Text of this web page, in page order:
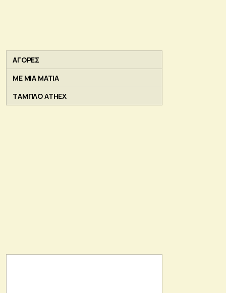
ΑΓΟΡΕΣ
ΜΕ ΜΙΑ ΜΑΤΙΑ
ΤΑΜΠΛΟ ATHEX